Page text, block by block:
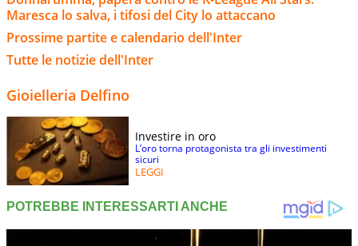
Maresca lo salva, i tifosi del City lo attaccano
Prossime partite e calendario dell'Inter
Tutte le notizie dell'Inter
Gioielleria Delfino
Investire in oro
L’oro torna protagonista tra gli investimenti
sicuri
LEGGI